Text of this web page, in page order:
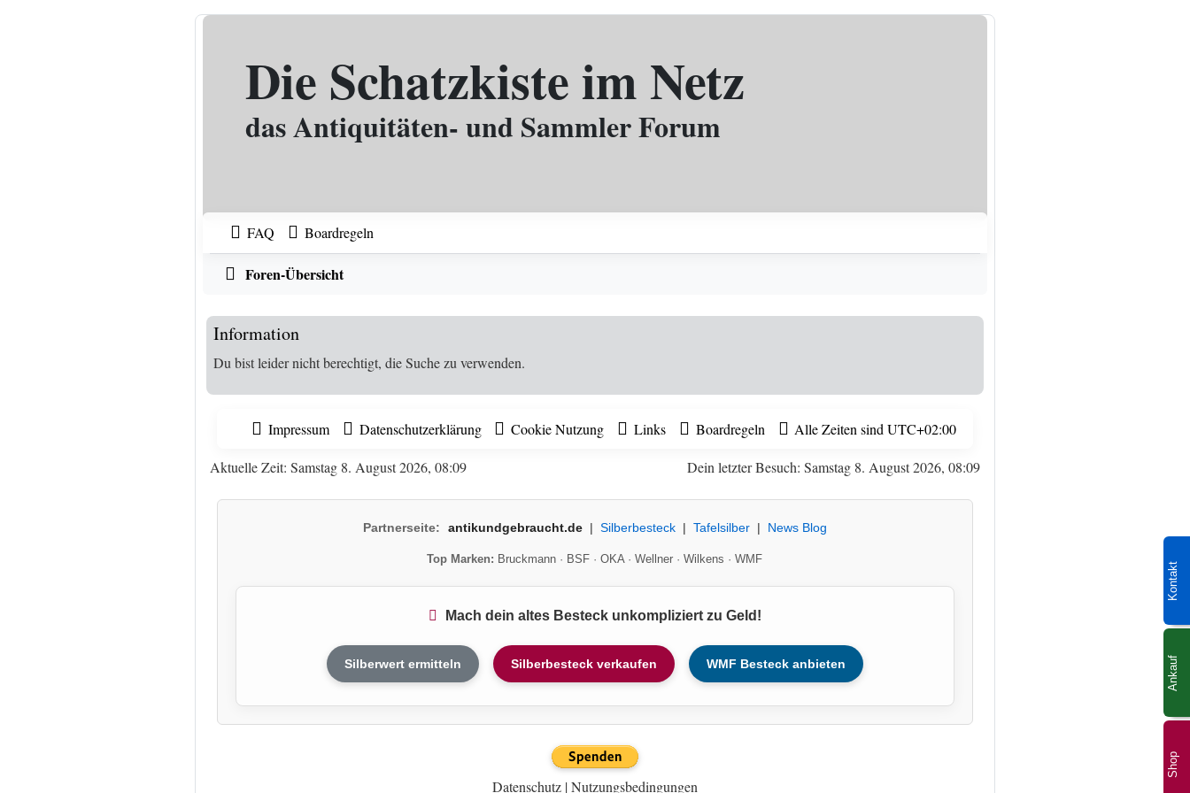
Shop
Kontakt
Ankauf
Die Schatzkiste im Netz
das Antiquitäten- und Sammler Forum
FAQ Boardregeln
Foren-Übersicht
Information
Du bist leider nicht berechtigt, die Suche zu verwenden.
Impressum Datenschutzerklärung Cookie Nutzung Links Boardregeln Alle Zeiten sindUTC+02:00
Dein letzter Besuch: Samstag 8. August 2026, 08:09
Aktuelle Zeit: Samstag 8. August 2026, 08:09
Partnerseite: antikundgebraucht.de| Silberbesteck| Tafelsilber| News Blog
Top Marken: Bruckmann · BSF ·OKA·Wellner ·Wilkens ·WMF
Mach dein altes Besteck unkompliziert zu Geld!
Silberwert ermitteln Silberbesteck verkaufen WMF Besteck anbieten
Datenschutz |Nutzungsbedingungen